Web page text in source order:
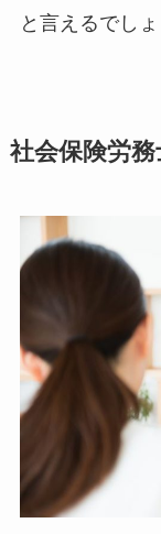
と言えるでしょ
社会保険労